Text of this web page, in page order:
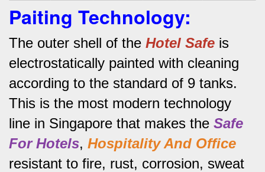
Paiting Technology:
The outer shell of the Hotel Safe is
electrostatically painted with cleaning
according to the standard of 9 tanks.
This is the most modern technology
line in Singapore that makes the Safe
For Hotels, Hospitality And Office
resistant to fire, rust, corrosion, sweat